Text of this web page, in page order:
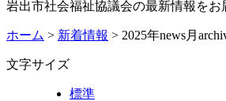
岩出市社会福祉協議会の最新情報をお
ホーム > 新着情報 > 2025年news月
文字サイズ
標準